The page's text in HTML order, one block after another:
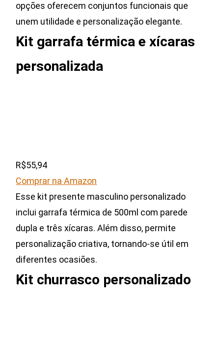
opções oferecem conjuntos funcionais que
unem utilidade e personalização elegante.
Kit garrafa térmica e xícaras
personalizada
R$55,94
Comprar na Amazon
Esse kit presente masculino personalizado
inclui garrafa térmica de 500ml com parede
dupla e três xícaras. Além disso, permite
personalização criativa, tornando-se útil em
diferentes ocasiões.
Kit churrasco personalizado